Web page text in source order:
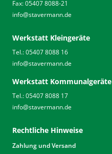
Fax: 05407 8088-21
info@stavermann.de
Werkstatt Kleingeräte
Tel.: 05407 8088 16
info@stavermann.de
Werkstatt Kommunalgeräte
Tel.: 05407 8088 17
info@stavermann.de
Rechtliche Hinweise
Zahlung und Versand